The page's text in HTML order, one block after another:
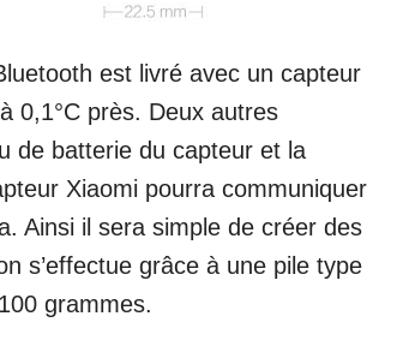
est livré avec un capteur
0,1°C près. Deux autres
de batterie du capteur et la
Xiaomi pourra communiquer
Ainsi il sera simple de créer des
s’effectue grâce à une pile type
grammes.